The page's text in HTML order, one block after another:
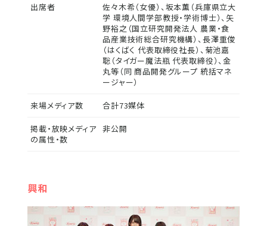
出席者
佐々木希（女優）、坂本薫（兵庫県立大
学 環境人間学部教授・学術博士）、矢
野裕之（国立研究開発法人 農業・食
品産業技術総合研究機構）、長澤重俊
（はくばく 代表取締役社長）、菊池嘉
聡（タイガー魔法瓶 代表取締役）、金
丸等（同 商品開発グループ 統括マネ
ージャー）
来場メディア数 合計73媒体
掲載・放映メディア
の属性・数
非公開
興和